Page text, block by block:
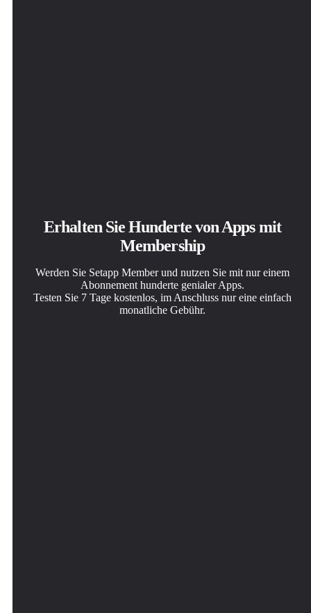
Erhalten Sie Hunderte von Apps mit
Membership
Werden Sie Setapp Member und nutzen Sie mit nur einem
Abonnement hunderte genialer Apps.
Testen Sie 7 Tage kostenlos, im Anschluss nur eine einfach
monatliche Gebühr.